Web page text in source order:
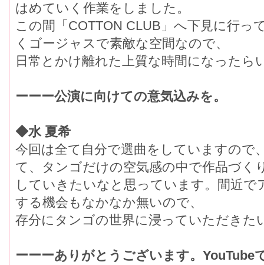
はめていく作業をしました。
この間「COTTON CLUB」へ下見に行っ
くゴージャスで素敵な空間なので、
日常とかけ離れた上質な時間になったら
ーーー公演に向けての意気込みを。
◆水 夏希
今回は全て自分で選曲をしていますので
て、タンゴだけの空気感の中で作品づく
していきたいなと思っています。間近
する機会もなかなか無いので、
存分にタンゴの世界に浸っていただきた
ーーーありがとうございます。YouTube